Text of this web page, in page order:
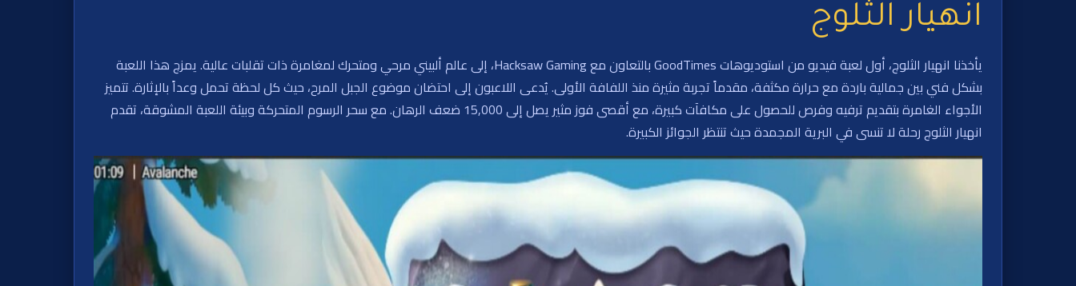
انهيار الثلوج
يأخذنا انهيار الثلوج، أول لعبة فيديو من استوديوهات GoodTimes بالتعاون مع Hacksaw Gaming، إلى عالم ألبيني مرحي ومتحرك لمغامرة ذات تقلبات عالية. يمزج هذا اللعبة
بشكل فني بين جمالية باردة مع حرارة مكثفة، مقدماً تجربة مثيرة منذ اللفافة الأولى. يُدعى اللاعبون إلى احتضان موضوع الجبل المرح، حيث كل لحظة تحمل وعداً بالإثارة. تتميز
الأجواء الغامرة بتقديم ترفيه وفرص للحصول على مكافآت كبيرة، مع أقصى فوز مثير يصل إلى 15,000 ضعف الرهان. مع سحر الرسوم المتحركة وبيئة اللعبة المشوقة، تقدم
انهيار الثلوج رحلة لا تنسى في البرية المجمدة حيث تنتظر الجوائز الكبيرة.